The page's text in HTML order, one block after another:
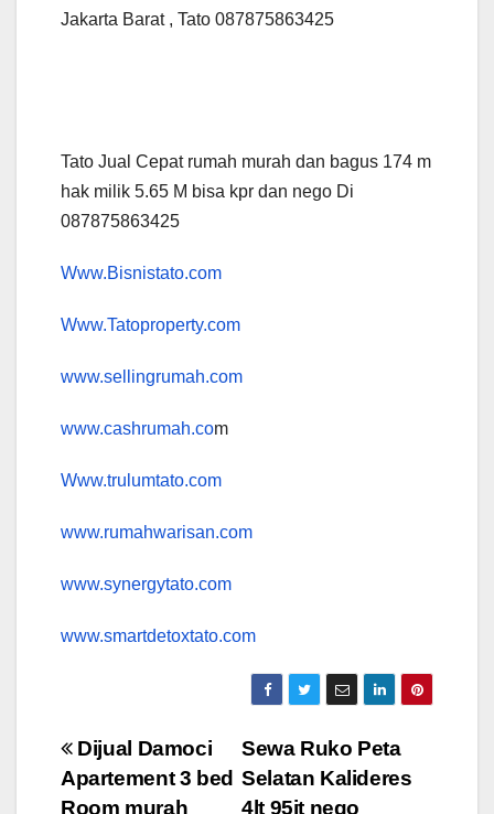
Jakarta Barat , Tato 087875863425
Tato Jual Cepat rumah murah dan bagus 174 m
hak milik 5.65 M bisa kpr dan nego Di
087875863425
Www.Bisnistato.com
Www.Tatoproperty.com
www.sellingrumah.com
www.cashrumah.com
Www.trulumtato.com
www.rumahwarisan.com
www.synergytato.com
www.smartdetoxtato.com
Post
navigation
Sewa Ruko Peta
Selatan Kalideres
4lt 95jt nego
Dijual Damoci
Apartement 3 bed
Room murah